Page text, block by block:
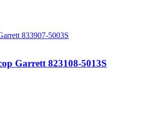
833907-5003S
Garrett 823108-5013S